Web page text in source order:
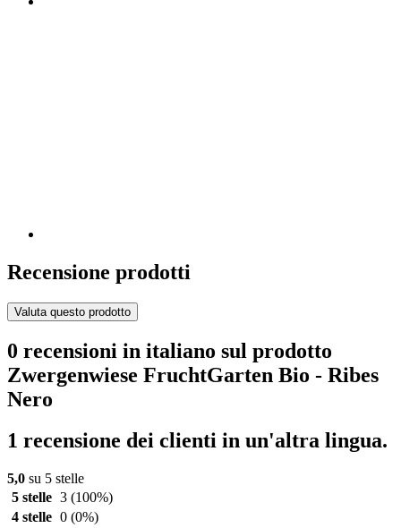
Recensione prodotti
Valuta questo prodotto
0 recensioni in italiano sul prodotto
Zwergenwiese FruchtGarten Bio - Ribes
Nero
1 recensione dei clienti in un'altra lingua.
5,0 su 5 stelle
5 stelle 3 (100%)
4 stelle 0 (0%)